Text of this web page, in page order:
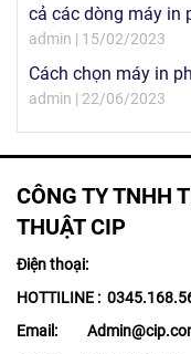
cả các dòng máy in
admin | 15/02/2023
Cách chọn máy in
admin | 22/06/2023
CÔNG TY TNHH
THUẬT CIP
Điện thoại:
HOTTILINE :
Email: